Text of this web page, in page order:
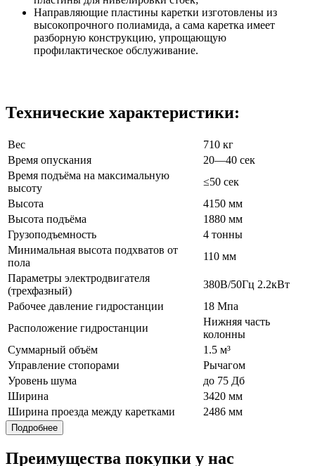
Направляющие пластины каретки изготовлены из
высокопрочного полиамида, а сама каретка имеет
разборную конструкцию, упрощающую
профилактическое обслуживание.
Технические характеристики:
Вес
710 кг
Время опускания
20—40 сек
Время подъёма на максимальную
высоту
≤50 сек
Высота
4150 мм
Высота подъёма
1880 мм
Грузоподъемность
4 тонны
Минимальная высота подхватов от
пола
110 мм
Параметры электродвигателя
(трехфазный)
380В/50Гц 2.2кВт
Рабочее давление гидростанции
18 Мпа
Расположение гидростанции
Нижняя часть
колонны
Суммарный объём
1.5 м³
Управление стопорами
Рычагом
Уровень шума
до 75 Дб
Ширина
3420 мм
Ширина проезда между каретками
2486 мм
Подробнее
Преимущества покупки у нас